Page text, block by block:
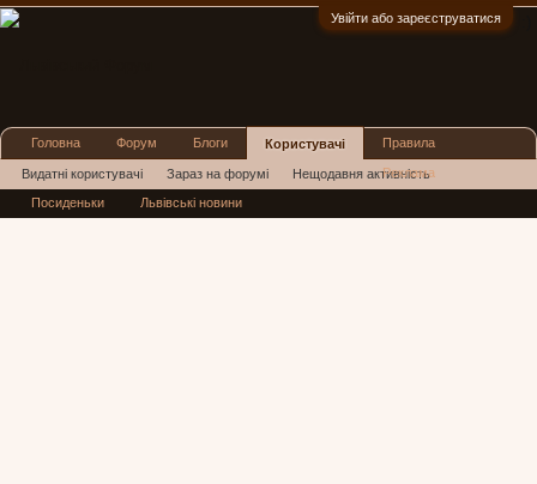
Увійти або зареєструватися
Головна Форум Блоги Користувачі
Видатні користувачі Зараз на форумі Нещодавня активність
Нові повідомлення профілю
Правила
Реклама
Посиденьки Львівські новини